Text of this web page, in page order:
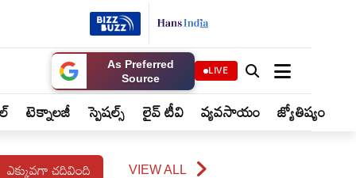
As Preferred
Source
LIVE
టెక్నాలజీ స్పెషల్స్ లైవ్ టీవి వ్యవసాయం జ్యోతిష్యం
ఎక్కువగా చదివింది VIEW ALL